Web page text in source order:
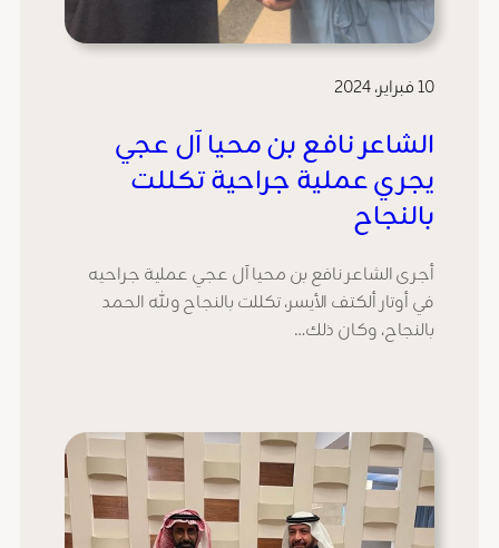
10 فبراير، 2024
الشاعر نافع بن محيا آل عجي
يجري عملية جراحية تكللت
بالنجاح
أجرى الشاعر نافع بن محيا آل عجي عملية جراحيه
في أوتار ألكتف الأيسر، تكللت بالنجاح ولله الحمد
بالنجاح، وكان ذلك…